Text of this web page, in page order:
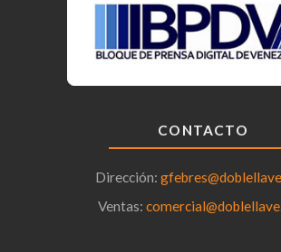
CONTACTO
Dirección:
Ventas: